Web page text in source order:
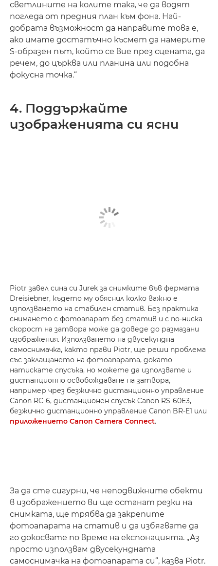
светлините на колите така, че да водят
погледа от предния план към фона. Най-
добрата възможност да направите това е,
ако имате достатъчно късмет да намерите
S-образен път, който се вие през сцената, да
речем, до църква или планина или подобна
фокусна точка.“
4. Поддържайте
изображенията си ясни
Piotr завел сина си Jurek за снимките във фермата
Dreisiebner, където му обяснил колко важно е
използването на стабилен статив. Без практика
снимането с фотоапарат без статив и с по-ниска
скорост на затвора може да доведе до размазани
изображения. Използването на двусекундна
самоснимачка, както прави Piotr, ще реши проблема
със заклащането на фотоапарата, докато
натискате спусъка, но можете да използвате и
дистанционно освобождаване на затвора,
например чрез безжично дистанционно управление
Canon RC-6, дистанционен спусък Canon RS-60E3,
безжично дистанционно управление Canon BR-E1 или
приложението Canon Camera Connect.
За да сте сигурни, че неподвижните обекти
в изображението ви ще останат резки на
снимката, ще трябва да закрепите
фотоапарата на статив и да избягвате да
го докосвате по време на експонацията. „Аз
просто използвам двусекундната
самоснимачка на фотоапарата си“, казва Piotr.